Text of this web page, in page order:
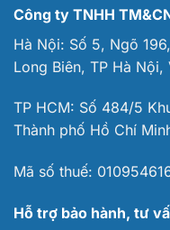
Công ty TNHH
Hà Nội: Số 5, Ngõ
Long Biên, TP Hà Nội,
TP HCM: Số 484/5
Thành phố Hồ Chí
Mã số thuế:
Hỗ trợ bảo hành, tư